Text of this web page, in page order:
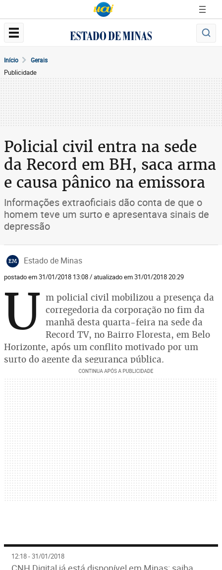
Início Gerais
Publicidade
Policial civil entra na sede
da Record em BH, saca arma
e causa pânico na emissora
Informações extraoficiais dão conta de que o
homem teve um surto e apresentava sinais de
depressão
EM Estado de Minas
postado em 31/01/2018 13:08 / atualizado em 31/01/2018 20:29
U m policial civil mobilizou a presença da
corregedoria da corporação no fim da
manhã desta quarta-feira na sede da
Record TV, no Bairro Floresta, em Belo
Horizonte, após um conflito motivado por um
surto do agente da segurança pública.
12:18 - 31/01/2018